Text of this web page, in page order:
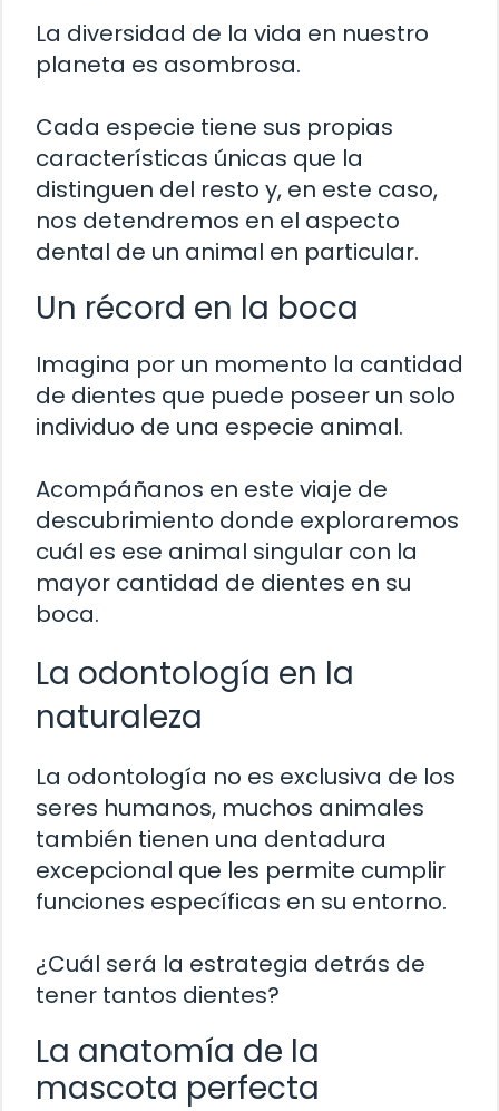
La diversidad de la vida en nuestro
planeta es asombrosa.
Cada especie tiene sus propias
características únicas que la
distinguen del resto y, en este caso,
nos detendremos en el aspecto
dental de un animal en particular.
Un récord en la boca
Imagina por un momento la cantidad
de dientes que puede poseer un solo
individuo de una especie animal.
Acompáñanos en este viaje de
descubrimiento donde exploraremos
cuál es ese animal singular con la
mayor cantidad de dientes en su
boca.
La odontología en la
naturaleza
La odontología no es exclusiva de los
seres humanos, muchos animales
también tienen una dentadura
excepcional que les permite cumplir
funciones específicas en su entorno.
¿Cuál será la estrategia detrás de
tener tantos dientes?
La anatomía de la
mascota perfecta